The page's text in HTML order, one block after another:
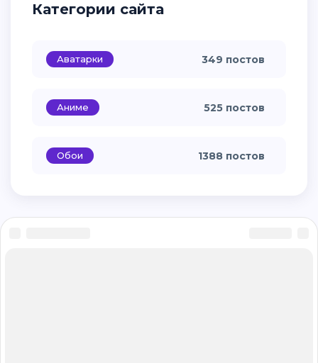
Категории сайта
Аватарки 349 постов
Аниме 525 постов
Обои 1388 постов